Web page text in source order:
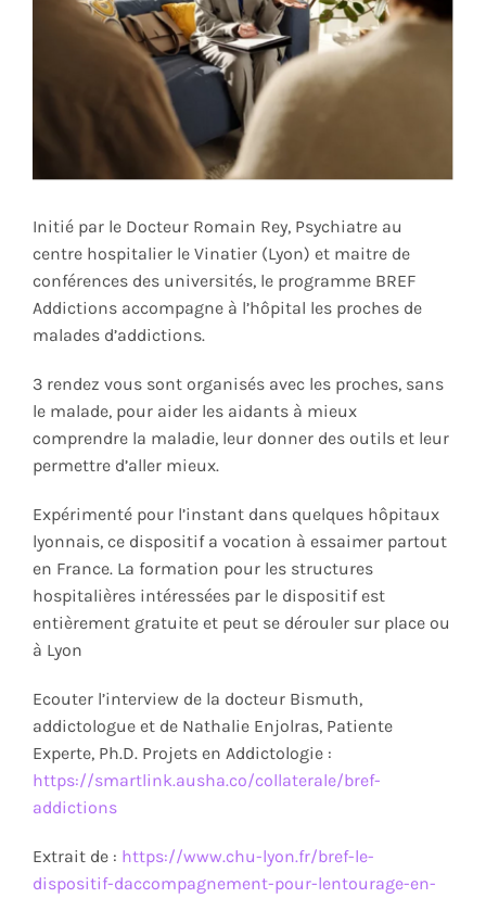
Contact
Initié par le Docteur Romain Rey, Psychiatre au
centre hospitalier le Vinatier (Lyon) et maitre de
conférences des universités, le programme BREF
Addictions accompagne à l’hôpital les proches de
malades d’addictions.
3 rendez vous sont organisés avec les proches, sans
le malade, pour aider les aidants à mieux
comprendre la maladie, leur donner des outils et leur
permettre d’aller mieux.
Expérimenté pour l’instant dans quelques hôpitaux
lyonnais, ce dispositif a vocation à essaimer partout
en France. La formation pour les structures
hospitalières intéressées par le dispositif est
entièrement gratuite et peut se dérouler sur place ou
à Lyon
Ecouter l’interview de la docteur Bismuth,
addictologue et de Nathalie Enjolras, Patiente
Experte, Ph.D. Projets en Addictologie :
https://smartlink.ausha.co/collaterale/bref-
addictions
Extrait de : https://www.chu-lyon.fr/bref-le-
dispositif-daccompagnement-pour-lentourage-en-